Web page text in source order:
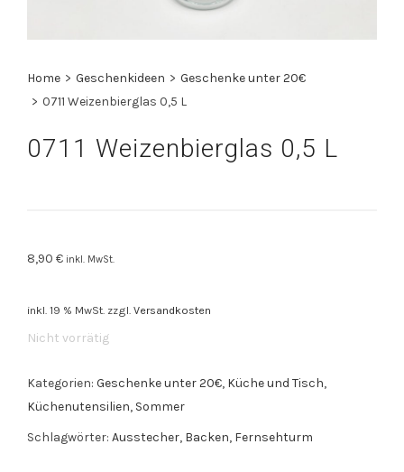
Home > Geschenkideen > Geschenke unter 20€
> 0711 Weizenbierglas 0,5 L
0711 Weizenbierglas 0,5 L
8,90 € inkl. MwSt.
inkl. 19 % MwSt. zzgl. Versandkosten
Nicht vorrätig
Kategorien: Geschenke unter 20€, Küche und Tisch,
Küchenutensilien, Sommer
Schlagwörter: Ausstecher, Backen, Fernsehturm